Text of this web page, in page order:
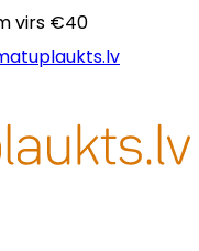
virs €40